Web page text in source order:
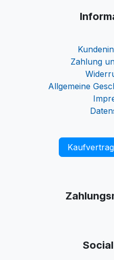
Zahlung
Allgemeine